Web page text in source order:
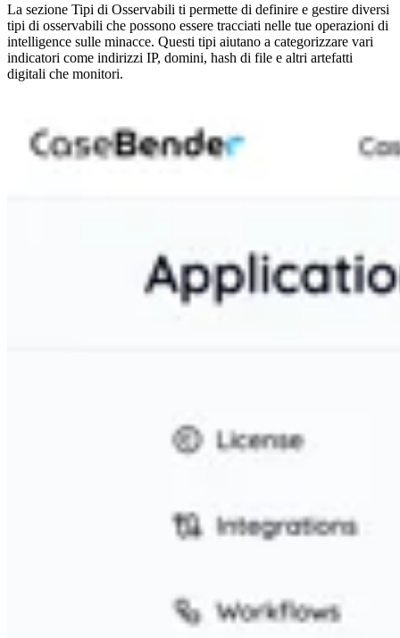
La sezione Tipi di Osservabili ti permette di definire e gestire diversi
tipi di osservabili che possono essere tracciati nelle tue operazioni di
intelligence sulle minacce. Questi tipi aiutano a categorizzare vari
indicatori come indirizzi IP, domini, hash di file e altri artefatti
digitali che monitori.